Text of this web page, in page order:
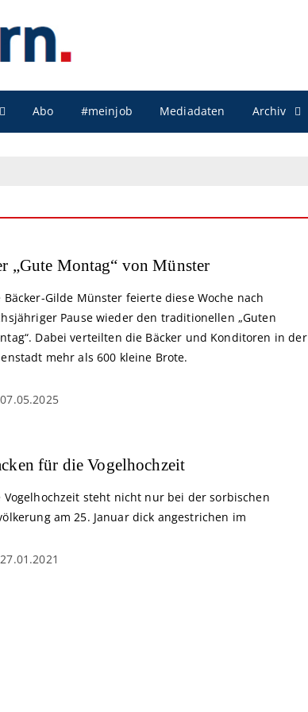
Abo #meinjob Mediadaten Archiv
„Gute Montag“ von Münster
Bäcker-Gilde Münster feierte diese Woche nach
Pause wieder den traditionellen „Guten
Dabei verteilten die Bäcker und Konditoren in der
mehr als 600 kleine Brote.
07.05.2025
für die Vogelhochzeit
Vogelhochzeit steht nicht nur bei der sorbischen
am 25. Januar dick angestrichen im
27.01.2021